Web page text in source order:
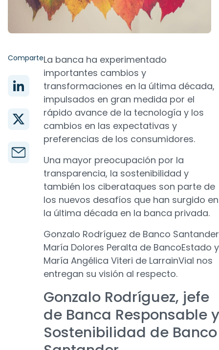
ComparteLa banca ha experimentado
importantes cambios y
transformaciones en la última década,
impulsados en gran medida por el
rápido avance de la tecnología y los
cambios en las expectativas y
preferencias de los consumidores.
Una mayor preocupación por la
transparencia, la sostenibilidad y
también los ciberataques son parte de
los nuevos desafíos que han surgido en
la última década en la banca privada.
Gonzalo Rodríguez de Banco
María Dolores Peralta de BancoEstado y
María Angélica Viteri de LarrainVial nos
entregan su visión al respecto.
Gonzalo Rodríguez, jefe
de Banca Responsable y
Sostenibilidad de Banco